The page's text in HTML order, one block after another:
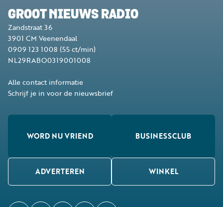
GROOT NIEUWS RADIO
Zandstraat 36
3901 CM Veenendaal
0909 123 1008 (55 ct/min)
NL29RABO0319001008
Alle contact informatie
Schrijf je in voor de nieuwsbrief
WORD NU VRIEND BUSINESSCLUB
ADVERTEREN WINKEL